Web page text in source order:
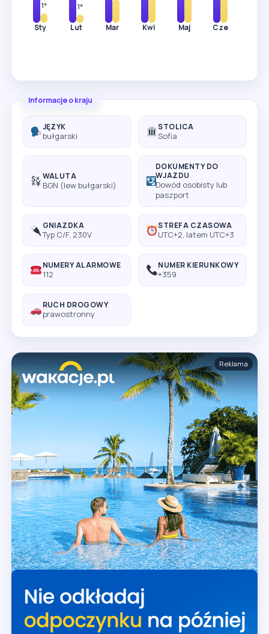
1°
Sty
1°
Lut Mar Kwi Maj Cze
Informacje o kraju
JĘZYK
bułgarski
STOLICA
Sofia
WALUTA
BGN (lew bułgarski)
DOKUMENTY DO
WJAZDU
Dowód osobisty lub
paszport
GNIAZDKA
Typ C/F, 230V
STREFA CZASOWA
UTC+2, latem UTC+3
NUMERY ALARMOWE
112
NUMER KIERUNKOWY
+359
RUCH DROGOWY
prawostronny
Reklama